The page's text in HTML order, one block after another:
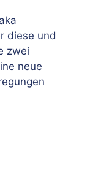
diese und
zwei
neue